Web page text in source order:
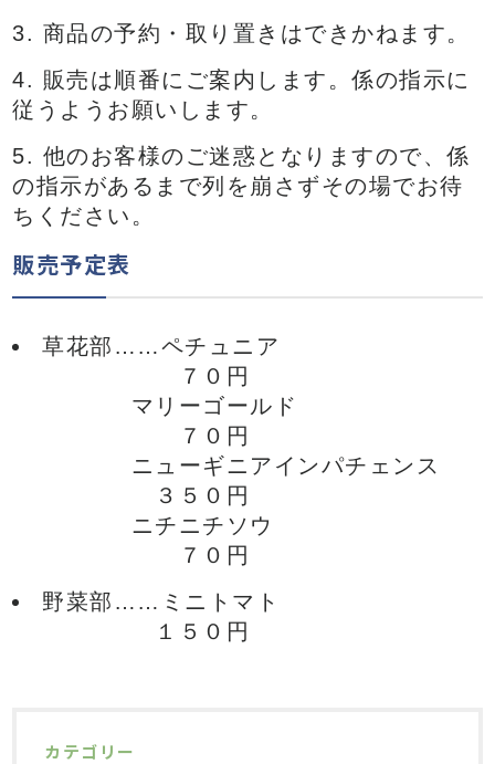
商品の予約・取り置きはできかねます。
販売は順番にご案内します。係の指示に
従うようお願いします。
他のお客様のご迷惑となりますので、係
の指示があるまで列を崩さずその場でお待
ちください。
販売予定表
草花部……ペチュニア
７０円
マリーゴールド
７０円
ニューギニアインパチェンス
３５０円
ニチニチソウ
７０円
野菜部……ミニトマト
１５０円
カテゴリー